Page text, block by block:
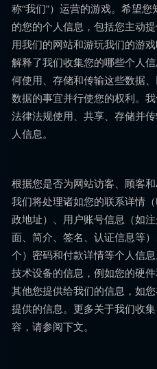
称“我们”）运营的游戏。希望
的您的个人信息，包括您主动
用我们的网站和游玩我们的游
解释了我们收集您的哪些个人
何使用、存储和传输这些数据
数据的事宜并行使您的权利。
法律法规使用、共享、存储并
人信息。
根据您是否为网站访客、顾客
我们将处理诸如您的联系详情
政地址）、用户账号信息（如
面、简介、签名、认证信息等
个）密码和付款详情等个人信
技术设备的信息，例如您的硬
其他您提供给我们的信息，如
提供的信息。更多关于我们收
容，请参阅下文。